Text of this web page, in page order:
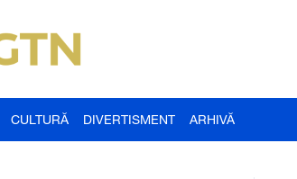
CULTURĂ DIVERTISMENT ARHIVĂ